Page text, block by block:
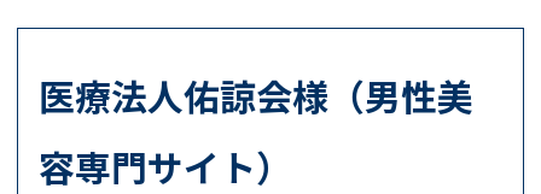
医療法人佑諒会様（男性美
容専門サイト）